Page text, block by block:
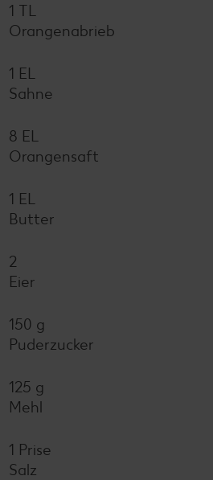
1 TL
Orangenabrieb
1 EL
Sahne
8 EL
Orangensaft
1 EL
Butter
2
Eier
150 g
Puderzucker
125 g
Mehl
1 Prise
Salz